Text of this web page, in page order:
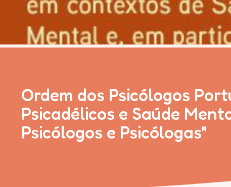
Ordem dos Psicólogos
Psicadélicos e Saúde
Psicólogos e Psicólogas"